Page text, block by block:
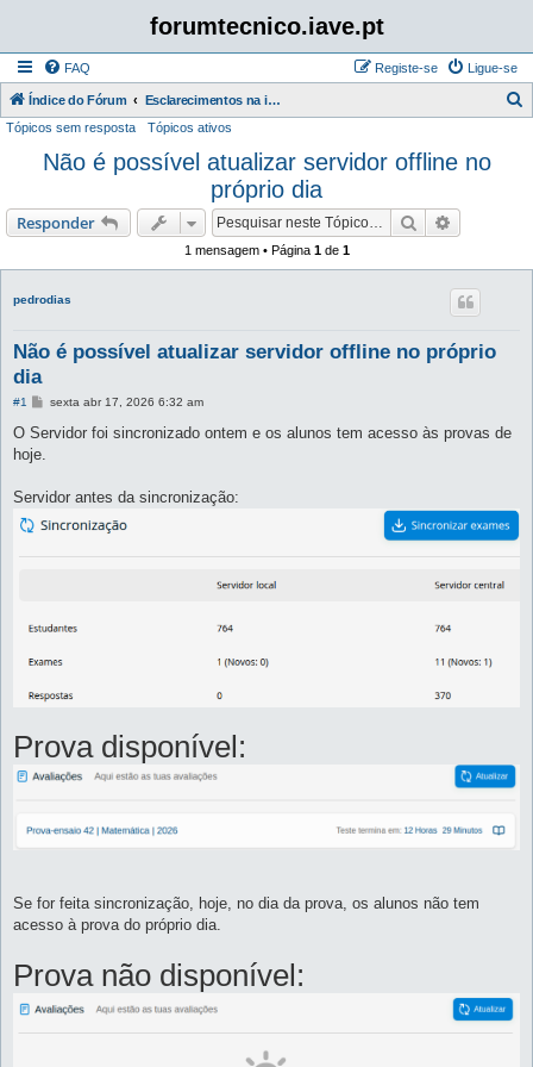
forumtecnico.iave.pt
FAQ Ligue-se
Registe-se
Índice do Fórum Esclarecimentos na instalação e utilização das aplicações para as provas digitais 2026
s
Tópicos sem resposta Tópicos ativos
Não é possível atualizar servidor offline no
próprio dia
Responder Pesquisar
1 mensagem • Página 1de 1
pedrodias
Não é possível atualizar servidor offline no próprio
dia
#1
M
n
a
m
sexta abr 17, 2026 6:32 am
O Servidor foi sincronizado ontem e os alunos tem acesso às provas de
hoje.
Servidor antes da sincronização:
Prova disponível:
Se for feita sincronização, hoje, no dia da prova, os alunos não tem
acesso à prova do próprio dia.
Prova não disponível: